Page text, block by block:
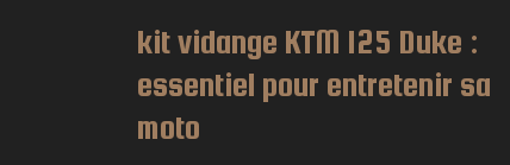
kit vidange KTM 125 Duke :
essentiel pour entretenir sa
moto
moto